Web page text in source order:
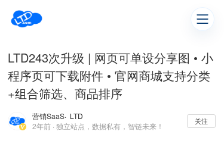
LTD243次升级 | 网页可单设分享图 • 小
程序页可下载附件 • 官网商城支持分类
+组合筛选、商品排序
营销SaaS· LTD
2年前 · 独立站点，数据私有，智链未来！
关注